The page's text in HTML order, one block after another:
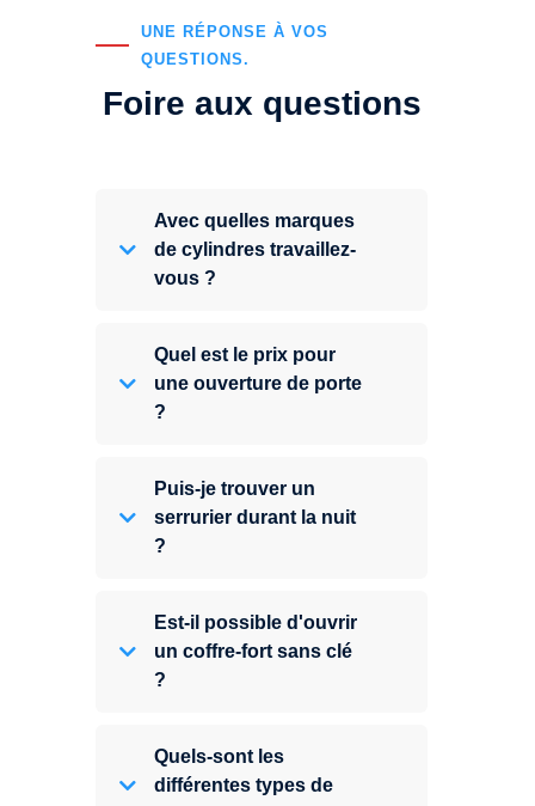
UNE RÉPONSE À VOS
QUESTIONS.
Foire aux questions
Avec quelles marques
de cylindres travaillez-
vous ?
Quel est le prix pour
une ouverture de porte
?
Puis-je trouver un
serrurier durant la nuit
?
Est-il possible d'ouvrir
un coffre-fort sans clé
?
Quels-sont les
différentes types de